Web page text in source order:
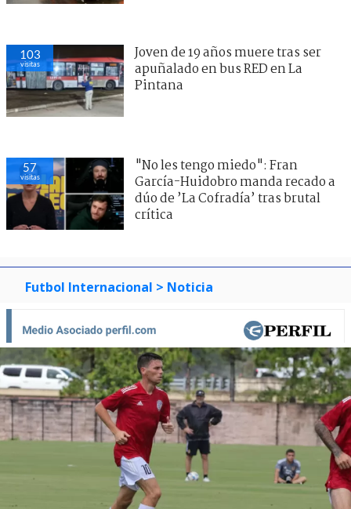
103
visitas
Joven de 19 años muere tras ser
apuñalado en bus RED en La
Pintana
57
visitas
"No les tengo miedo": Fran
García-Huidobro manda recado a
dúo de ’La Cofradía’ tras brutal
crítica
Futbol Internacional > Noticia